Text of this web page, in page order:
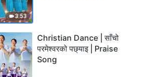
3:53
Christian Dance | साँचो
परमेश्‍वरको पछ्याइ | Praise
Song